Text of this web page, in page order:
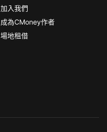
加入我們
成為CMoney作者
場地租借